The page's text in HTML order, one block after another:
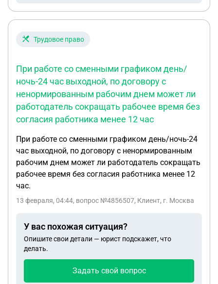
Трудовое право
При работе со сменными графиком день/
ночь-24 час выходной, по договору с
ненормированным рабочим днем может ли
работодатель сокращать рабочее время без
согласия работника менее 12 час
При работе со сменными графиком день/ночь-24
час выходной, по договору с ненормированным
рабочим днем может ли работодатель сокращать
рабочее время без согласия работника менее 12
час.
13 февраля, 04:44, вопрос №4856507, Клиент, г. Москва
У вас похожая ситуация?
Опишите свои детали — юрист подскажет, что
делать.
Задать свой вопрос